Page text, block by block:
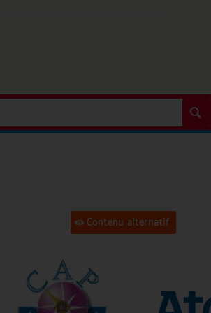
Contenu alternatif